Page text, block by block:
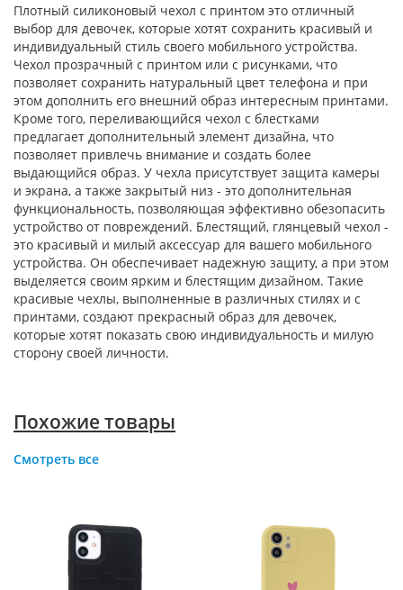
Плотный силиконовый чехол с принтом это отличный
выбор для девочек, которые хотят сохранить красивый и
индивидуальный стиль своего мобильного устройства.
Чехол прозрачный с принтом или с рисунками, что
позволяет сохранить натуральный цвет телефона и при
этом дополнить его внешний образ интересным принтами.
Кроме того, переливающийся чехол с блестками
предлагает дополнительный элемент дизайна, что
позволяет привлечь внимание и создать более
выдающийся образ. У чехла присутствует защита камеры
и экрана, а также закрытый низ - это дополнительная
функциональность, позволяющая эффективно обезопасить
устройство от повреждений. Блестящий, глянцевый чехол -
это красивый и милый аксессуар для вашего мобильного
устройства. Он обеспечивает надежную защиту, а при этом
выделяется своим ярким и блестящим дизайном. Такие
красивые чехлы, выполненные в различных стилях и с
принтами, создают прекрасный образ для девочек,
которые хотят показать свою индивидуальность и милую
сторону своей личности.
Похожие товары
Смотреть все